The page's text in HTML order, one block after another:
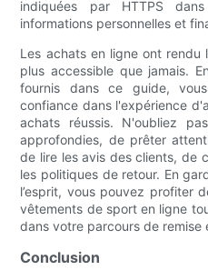
indiquées par HTTPS
informations personnelles et
Les achats en ligne ont rendu
plus accessible que jamais.
fournis dans ce guide,
confiance dans l'expérience
achats réussis. N'oubliez
approfondies, de prêter
de lire les avis des clients, de
les politiques de retour. En
l’esprit, vous pouvez profiter
vêtements de sport en ligne
dans votre parcours de remise
Conclusion